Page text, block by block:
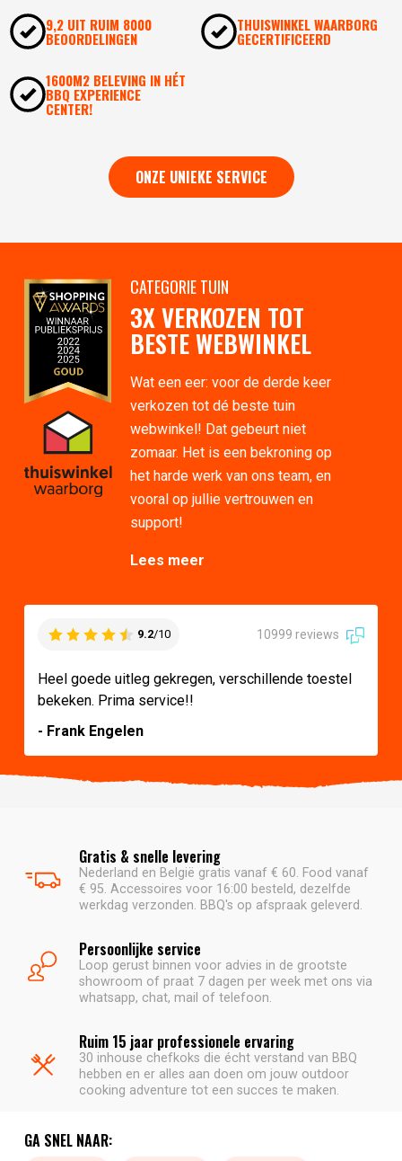
9,2 UIT RUIM 8000
BEOORDELINGEN
THUISWINKEL WAARBORG
GECERTIFICEERD
1600M2 BELEVING IN HÉT
BBQ EXPERIENCE
CENTER!
ONZE UNIEKE SERVICE
CATEGORIE TUIN
3X VERKOZEN TOT
BESTE WEBWINKEL
Wat een eer: voor de derde keer
verkozen tot dé beste tuin
webwinkel! Dat gebeurt niet
zomaar. Het is een bekroning op
het harde werk van ons team, en
vooral op jullie vertrouwen en
support!
Lees meer
9.2/10 10999 reviews
Heel goede uitleg gekregen, verschillende toestel
bekeken. Prima service!!
- Frank Engelen
Gratis & snelle levering
Nederland en België gratis vanaf € 60. Food vanaf
€ 95. Accessoires voor 16:00 besteld, dezelfde
werkdag verzonden. BBQ's op afspraak geleverd.
Persoonlijke service
Loop gerust binnen voor advies in de grootste
showroom of praat 7 dagen per week met ons via
whatsapp, chat, mail of telefoon.
Ruim 15 jaar professionele ervaring
30 inhouse chefkoks die écht verstand van BBQ
hebben en er alles aan doen om jouw outdoor
cooking adventure tot een succes te maken.
GA SNEL NAAR: